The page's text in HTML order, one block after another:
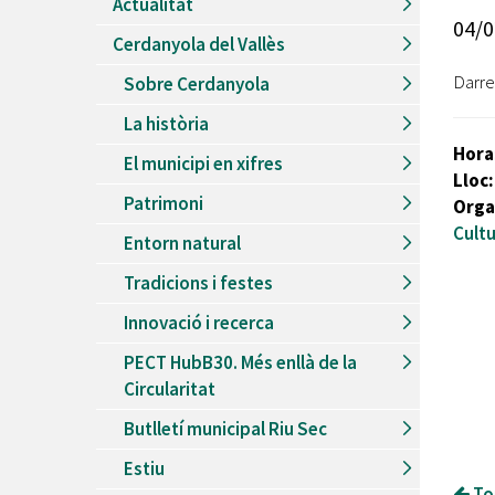
Recursos Humans
Del26/06/2026al30/08/2026
Patis oberts temporada d'estiu
Piscines d'estiu a Cerdanyola
Del01/06/2026al30/09/2026
Refugis climàtics a Cerdanyola
Jocs d'aigua del Parc Cordelles
Del01/07/2024al31/08/2026
Decorem! Conte 'La truita de nabius'
Cerdanyola del Vallès
Sobre Cerdanyola
La història
El municipi en xifres
Patrimoni
Entorn natural
Tradicions i festes
Innovació i recerca
PECT HubB30. Més enllà de la
Circularitat
Butlletí municipal Riu Sec
Estiu
04/
Lloc: